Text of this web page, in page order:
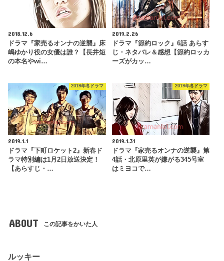
2018.12.6
ドラマ『家売るオンナの逆襲』床
嶋ゆかり役の女優は誰？【長井短
の本名やwi…
2019.2.26
ドラマ『節約ロック』6話 あらす
じ・ネタバレ＆感想【節約ロッカ
ーズがカッ…
2019年冬ドラマ
2019.1.1
ドラマ『下町ロケット2』新春ド
ラマ特別編は1月2日放送決定！
【あらすじ・…
2019年冬ドラマ
2019.1.31
ドラマ『家売るオンナの逆襲』第
4話・北原里英が嫌がる345号室
はミヨコで…
ABOUT この記事をかいた人
ルッキー